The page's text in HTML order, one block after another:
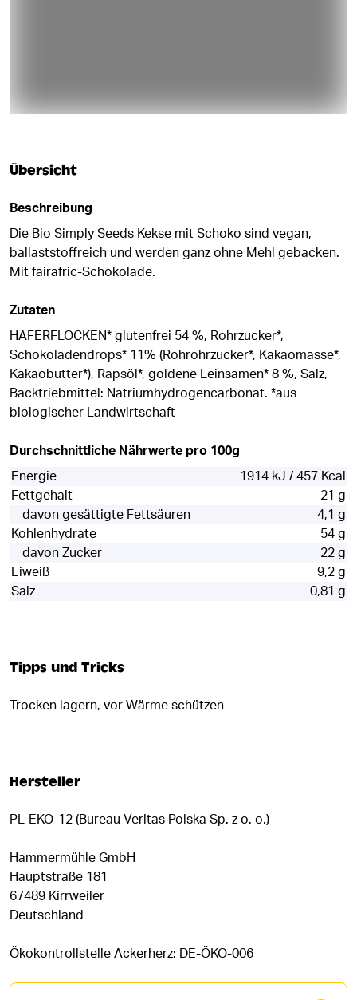
Übersicht
Beschreibung
Die Bio Simply Seeds Kekse mit Schoko sind vegan,
ballaststoffreich und werden ganz ohne Mehl gebacken.
Mit fairafric-Schokolade.
Zutaten
HAFERFLOCKEN* glutenfrei 54 %, Rohrzucker*,
Schokoladendrops* 11% (Rohrohrzucker*, Kakaomasse*,
Kakaobutter*), Rapsöl*, goldene Leinsamen* 8 %, Salz,
Backtriebmittel: Natriumhydrogencarbonat. *aus
biologischer Landwirtschaft
Durchschnittliche Nährwerte pro 100g
Energie
1914 kJ / 457 Kcal
Fettgehalt
21 g
davon gesättigte Fettsäuren
4,1 g
Kohlenhydrate
54 g
davon Zucker
22 g
Eiweiß
9,2 g
Salz
0,81 g
Tipps und Tricks
Trocken lagern, vor Wärme schützen
Hersteller
PL-EKO-12 (Bureau Veritas Polska Sp. z o. o.)
Hammermühle GmbH
Hauptstraße 181
67489 Kirrweiler
Deutschland
Ökokontrollstelle Ackerherz: DE-ÖKO-006